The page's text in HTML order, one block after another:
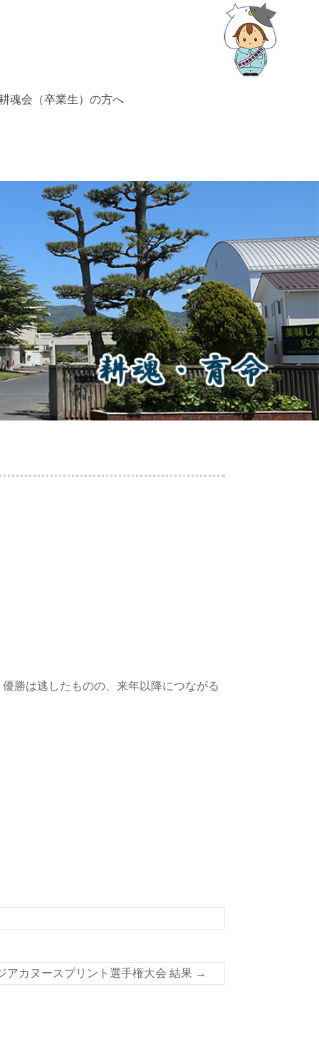
魂会（卒業生）の方へ
勝は逃したものの、来年以降につながる
アカヌースプリント選手権大会 結果 →